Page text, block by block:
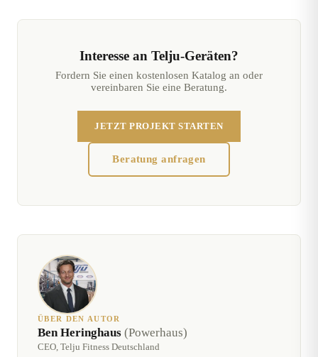
Interesse an Telju-Geräten?
Fordern Sie einen kostenlosen Katalog an oder
vereinbaren Sie eine Beratung.
JETZT PROJEKT STARTEN
Beratung anfragen
ÜBER DEN AUTOR
Ben Heringhaus (Powerhaus)
CEO, Telju Fitness Deutschland